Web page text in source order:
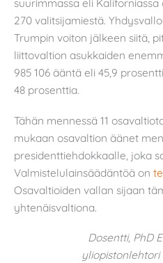
suurimmassa eli
270 valitsijamiestä.
Trumpin voiton jälkeen siitä,
liittovaltion asukkaiden
985 106 ääntä eli 45,9
48 prosenttia.
Tähän mennessä 11
mukaan osavaltion äänet
presidenttiehdokkaalle, joka
Valmistelulainsäädäntöä on
Osavaltioiden vallan sijaan
yhtenäisvaltiona.
Dosentti, PhD
yliopistonlehtori